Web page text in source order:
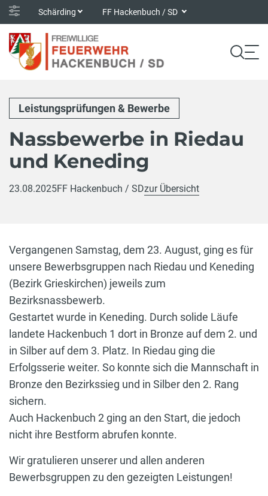
Schärding FF Hackenbuch / SD
Leistungsprüfungen & Bewerbe
Nassbewerbe in Riedau
und Keneding
23.08.2025FF Hackenbuch / SDzur Übersicht
Vergangenen Samstag, dem 23. August, ging es für
unsere Bewerbsgruppen nach Riedau und Keneding
(Bezirk Grieskirchen) jeweils zum
Bezirksnassbewerb.
Gestartet wurde in Keneding. Durch solide Läufe
landete Hackenbuch 1 dort in Bronze auf dem 2. und
in Silber auf dem 3. Platz. In Riedau ging die
Erfolgsserie weiter. So konnte sich die Mannschaft in
Bronze den Bezirkssieg und in Silber den 2. Rang
sichern.
Auch Hackenbuch 2 ging an den Start, die jedoch
nicht ihre Bestform abrufen konnte.
Wir gratulieren unserer und allen anderen
Bewerbsgruppen zu den gezeigten Leistungen!